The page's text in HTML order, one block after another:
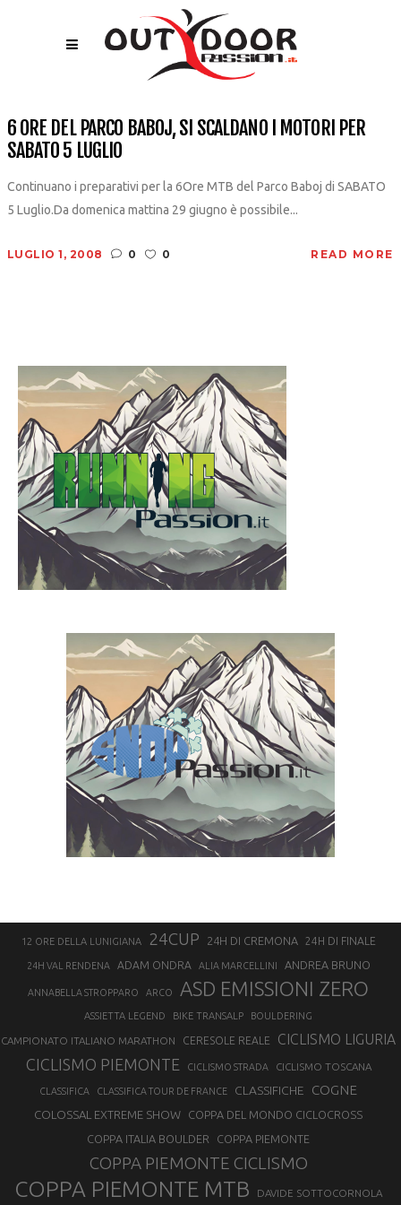
6 ORE DEL PARCO BABOJ, SI SCALDANO I MOTORI PER
SABATO 5 LUGLIO
Continuano i preparativi per la 6Ore MTB del Parco Baboj di SABATO
5 Luglio.Da domenica mattina 29 giugno è possibile...
LUGLIO 1, 2008 0 0 READ MORE
12 ORE DELLA LUNIGIANA 24CUP 24H DI CREMONA 24H DI FINALE
24H VAL RENDENA ADAM ONDRA ALIA MARCELLINI ANDREA BRUNO
ANNABELLA STROPPARO ARCO ASD EMISSIONI ZERO
ASSIETTA LEGEND BIKE TRANSALP BOULDERING
CAMPIONATO ITALIANO MARATHON CERESOLE REALE CICLISMO LIGURIA
CICLISMO PIEMONTE CICLISMO STRADA CICLISMO TOSCANA
CLASSIFICA CLASSIFICA TOUR DE FRANCE CLASSIFICHE COGNE
COLOSSAL EXTREME SHOW
COPPA DEL MONDO CICLOCROSS
COPPA ITALIA BOULDER
COPPA PIEMONTE
COPPA PIEMONTE CICLISMO
COPPA PIEMONTE MTB DAVIDE SOTTOCORNOLA